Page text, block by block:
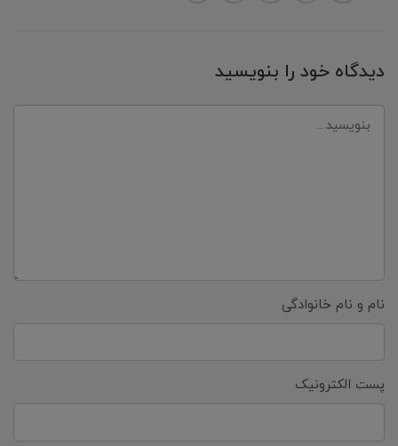
دیدگاه خود را بنویسید
نام و نام خانوادگی
پست الکترونیک